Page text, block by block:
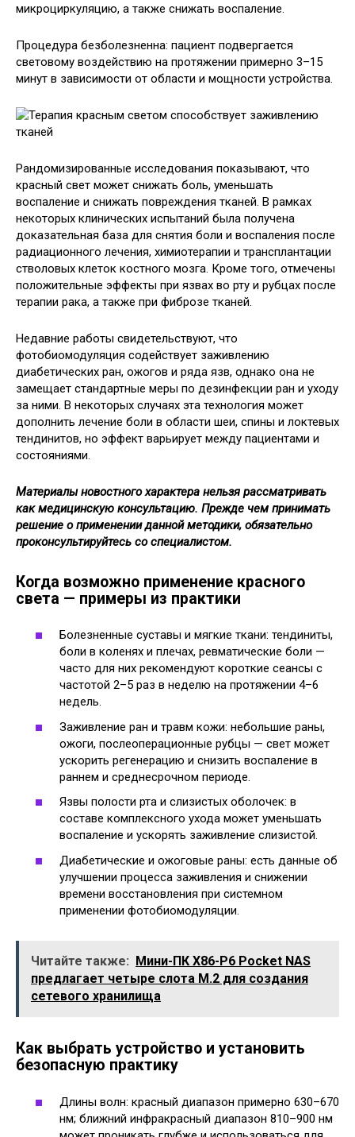
микроциркуляцию, а также снижать воспаление.
Процедура безболезненна: пациент подвергается
световому воздействию на протяжении примерно 3–15
минут в зависимости от области и мощности устройства.
Рандомизированные исследования показывают, что
красный свет может снижать боль, уменьшать
воспаление и снижать повреждения тканей. В рамках
некоторых клинических испытаний была получена
доказательная база для снятия боли и воспаления после
радиационного лечения, химиотерапии и трансплантации
стволовых клеток костного мозга. Кроме того, отмечены
положительные эффекты при язвах во рту и рубцах после
терапии рака, а также при фиброзе тканей.
Недавние работы свидетельствуют, что
фотобиомодуляция содействует заживлению
диабетических ран, ожогов и ряда язв, однако она не
замещает стандартные меры по дезинфекции ран и уходу
за ними. В некоторых случаях эта технология может
дополнить лечение боли в области шеи, спины и локтевых
тендинитов, но эффект варьирует между пациентами и
состояниями.
Материалы новостного характера нельзя рассматривать
как медицинскую консультацию. Прежде чем принимать
решение о применении данной методики, обязательно
проконсультируйтесь со специалистом.
Когда возможно применение красного
света — примеры из практики
Болезненные суставы и мягкие ткани: тендиниты,
боли в коленях и плечах, ревматические боли —
часто для них рекомендуют короткие сеансы с
частотой 2–5 раз в неделю на протяжении 4–6
недель.
Заживление ран и травм кожи: небольшие раны,
ожоги, послеоперационные рубцы — свет может
ускорить регенерацию и снизить воспаление в
раннем и среднесрочном периоде.
Язвы полости рта и слизистых оболочек: в
составе комплексного ухода может уменьшать
воспаление и ускорять заживление слизистой.
Диабетические и ожоговые раны: есть данные об
улучшении процесса заживления и снижении
времени восстановления при системном
применении фотобиомодуляции.
Читайте также: Мини-ПК X86-P6 Pocket NAS
предлагает четыре слота M.2 для создания
сетевого хранилища
Как выбрать устройство и установить
безопасную практику
Длины волн: красный диапазон примерно 630–670
нм; ближний инфракрасный диапазон 810–900 нм